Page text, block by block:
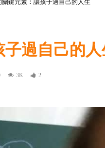
關鍵元素：讓孩子過自己的人生
過自己的人
3K 2